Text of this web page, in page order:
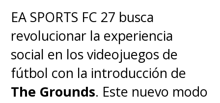
aparecerán varios personajes
conocidos de Marvel a lo largo
de la aventura, por lo que los
fanáticos pueden esperar más
sorpresas además de las ya
EA SPORTS FC 27 busca
revolucionar la experiencia
social en los videojuegos de
fútbol con la introducción de
The Grounds. Este nuevo modo